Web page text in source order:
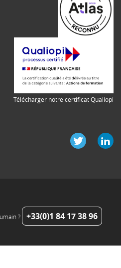
Télécharger notre certificat Qualiopi
? +33(0)1 84 17 38 96